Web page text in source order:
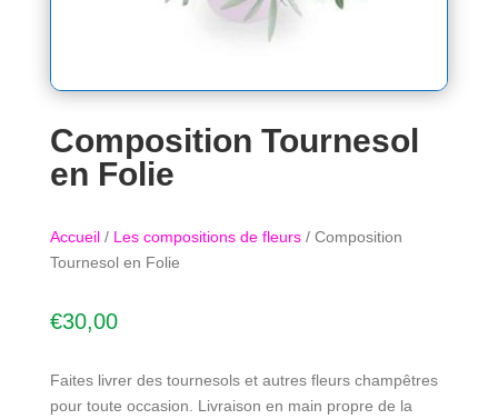
Composition Tournesol
en Folie
Accueil/ Les compositions de fleurs/ Composition
Tournesol en Folie
€30,00
Faites livrer des tournesols et autres fleurs champêtres
pour toute occasion. Livraison en main propre de la